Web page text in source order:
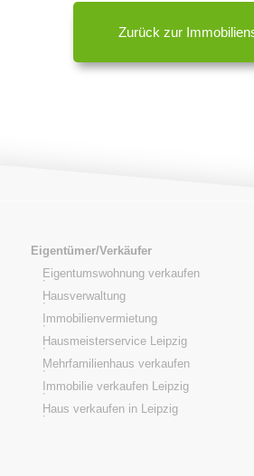
Zurück zur
Eigentümer/Verkäufer
Eigentumswohnung verkaufen
Hausverwaltung
Immobilienvermietung
Hausmeisterservice Leipzig
Mehrfamilienhaus verkaufen
Immobilie verkaufen Leipzig
Haus verkaufen in Leipzig